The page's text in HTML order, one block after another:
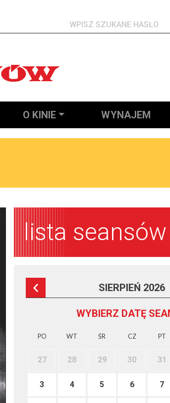
O KINIE WYNAJEM
lista seansów
SIERPIEŃ 2026
WYBIERZ DATĘ
PO WT ŚR CZ PT
27 28 29 30 31
3 4 5 6 7